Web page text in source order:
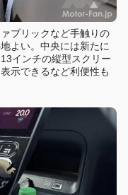
ブリックなど手触りの
よい。中央には新たに
インチの縦型スクリー
示できるなど利便性も